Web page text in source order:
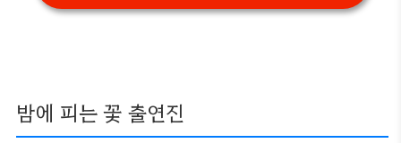
밤에 피는 꽃 출연진